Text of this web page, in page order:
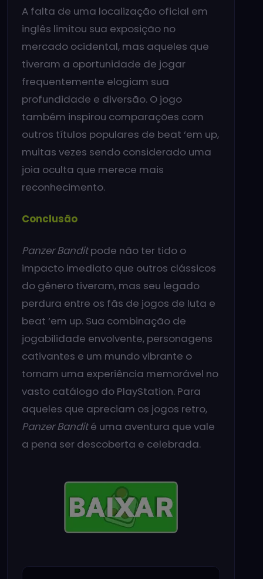
A falta de uma localização oficial em
inglês limitou sua exposição no
mercado ocidental, mas aqueles que
tiveram a oportunidade de jogar
frequentemente elogiam sua
profundidade e diversão. O jogo
também inspirou comparações com
outros títulos populares de beat ‘em up,
muitas vezes sendo considerado uma
joia oculta que merece mais
reconhecimento.
Conclusão
Panzer Banditpode não ter tido o
impacto imediato que outros clássicos
do gênero tiveram, mas seu legado
perdura entre os fãs de jogos de luta e
beat ‘em up. Sua combinação de
jogabilidade envolvente, personagens
cativantes e um mundo vibrante o
tornam uma experiência memorável no
vasto catálogo do PlayStation. Para
aqueles que apreciam os jogos retro,
Panzer Bandité uma aventura que vale
a pena ser descoberta e celebrada.